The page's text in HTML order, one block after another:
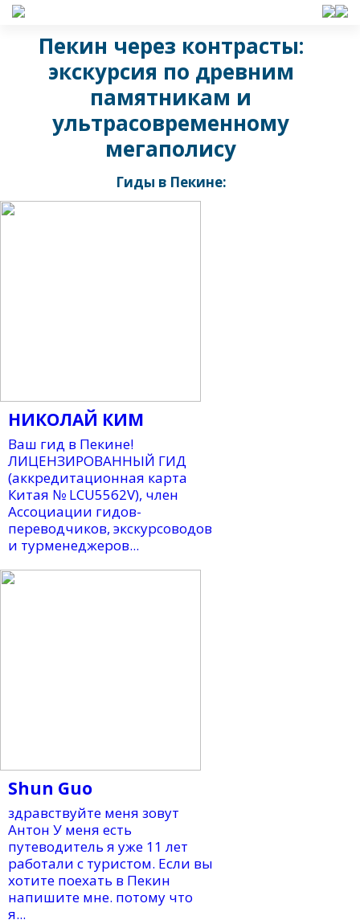
Пекин через контрасты:
экскурсия по древним
памятникам и
ультрасовременному
мегаполису
Гиды в Пекине:
НИКОЛАЙ КИМ
Ваш гид в Пекине!
ЛИЦЕНЗИРОВАННЫЙ ГИД
(аккредитационная карта
Китая № LCU5562V), член
Ассоциации гидов-
переводчиков, экскурсоводов
и турменеджеров...
Shun Guo
здравствуйте меня зовут
Антон У меня есть
путеводитель я уже 11 лет
работали с туристом. Если вы
хотите поехать в Пекин
напишите мне. потому что
я...